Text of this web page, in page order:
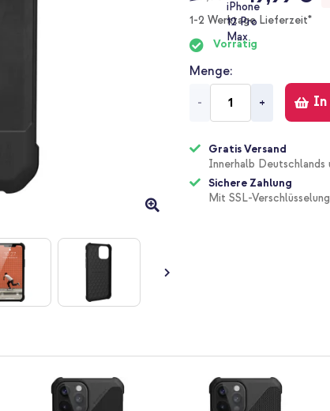
1-2 Werktage Lieferzeit*
Vorrätig
Menge
- + In
Gratis Versand
Innerhalb Deutschlands
Sichere Zahlung
Mit SSL-Verschlüsselung